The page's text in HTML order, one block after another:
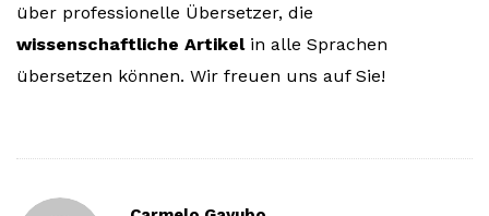
über professionelle Übersetzer, die
wissenschaftliche Artikelin alle Sprachen
übersetzen können. Wir freuen uns auf Sie!